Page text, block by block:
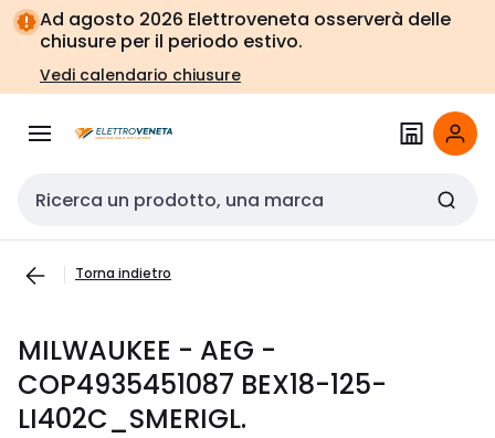
Vai alla
navigazione
Vai
alla
pagina
Ad agosto 2026 Elettroveneta osserverà delle
chiusure per il periodo estivo.
Vedi calendario chiusure
Cerca input
Torna indietro
MILWAUKEE - AEG -
COP4935451087 BEX18-125-
LI402C_SMERIGL.